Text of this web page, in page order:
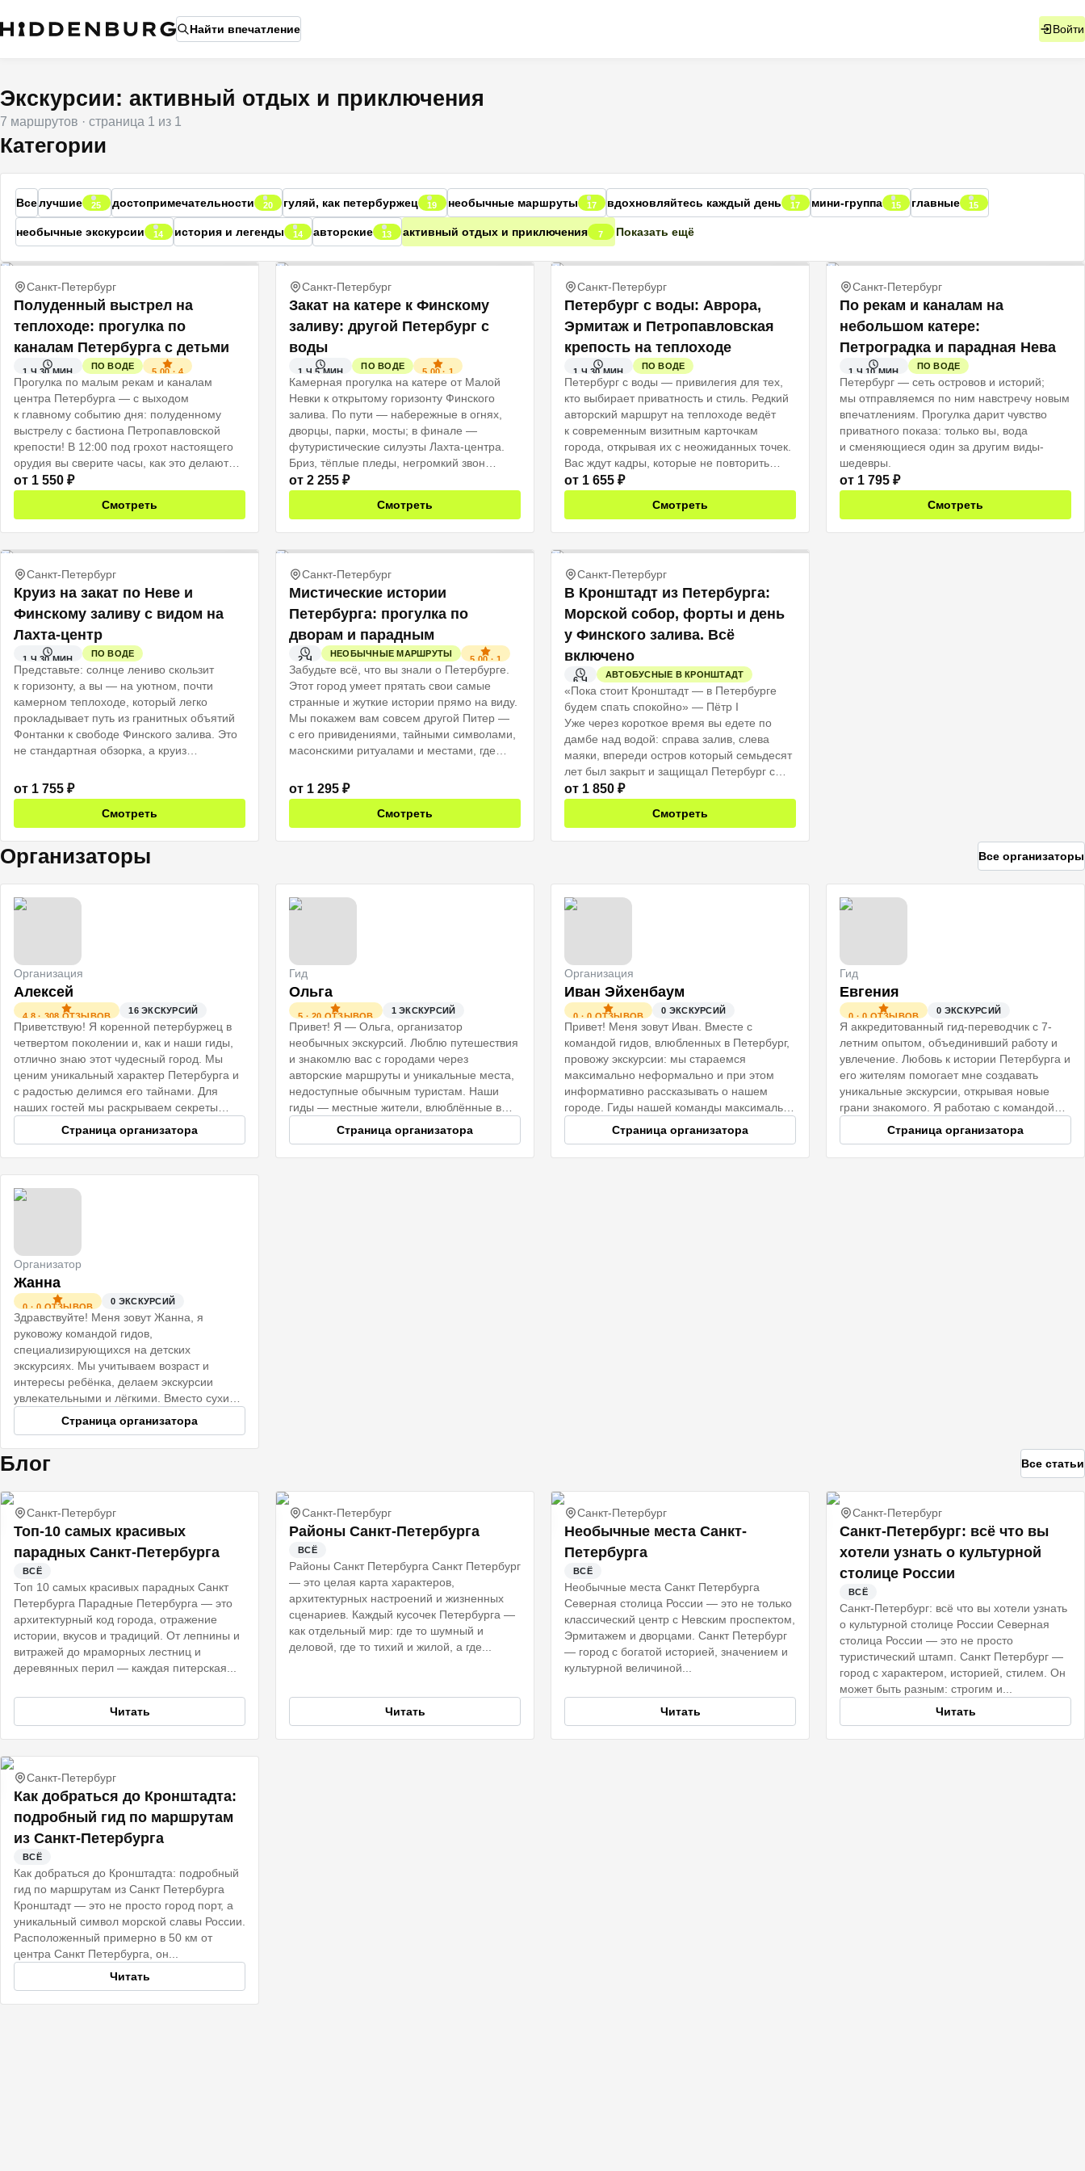
Найти впечатление Войти
Экскурсии: активный отдых и приключения
7 маршрутов · страница 1 из 1
Категории
Вселучшие 25 достопримечательности 20 гуляй, как петербуржец 19 необычные маршруты 17 вдохновляйтесь каждый день 17 мини-группа 15 главные 15
необычные экскурсии 14 история и легенды 14 авторские 13 активный отдых и приключения 7 Показать ещё
Санкт-Петербург
Полуденный выстрел на
теплоходе: прогулка по
каналам Петербурга с детьми
1 Ч 30 МИН
ПО ВОДЕ
5.00· 4
Прогулка по малым рекам и каналам
центра Петербурга — с выходом
к главному событию дня: полуденному
выстрелу с бастиона Петропавловской
крепости! В 12:00 под грохот настоящего
орудия вы сверите часы, как это делают
петербуржцы уже два века. Для ребёнка
это событие. Для взрослого момент, когда
день складывается правильно. Именно
от 1 550 ₽
Смотреть
Санкт-Петербург
Закат на катере к Финскому
заливу: другой Петербург с
воды
1 Ч 5 МИН
ПО ВОДЕ
5.00· 1
Камерная прогулка на катере от Малой
Невки к открытому горизонту Финского
залива. По пути — набережные в огнях,
дворцы, парки, мосты; в финале —
футуристические силуэты Лахта‑центра.
Бриз, тёплые пледы, негромкий звон
бокалов и остановка посреди залива,
чтобы поймать золотой закат для
идеальных кадров. Романтика, которой
от 2 255 ₽
Смотреть
Санкт-Петербург
Петербург с воды: Аврора,
Эрмитаж и Петропавловская
крепость на теплоходе
1 Ч 30 МИН
ПО ВОДЕ
Петербург с воды — привилегия для тех,
кто выбирает приватность и стиль. Редкий
авторский маршрут на теплоходе ведёт
к современным визитным карточкам
города, открывая их с неожиданных точек.
Вас ждут кадры, которые не повторить
с берега: смелые ракурсы, игра света
и волн, и ощущение, что весь город в этот
вечер — только для вас.
от 1 655 ₽
Смотреть
Санкт-Петербург
По рекам и каналам на
небольшом катере:
Петроградка и парадная Нева
1 Ч 10 МИН
ПО ВОДЕ
Петербург — сеть островов и историй;
мы отправляемся по ним навстречу новым
впечатлениям. Прогулка дарит чувство
приватного показа: только вы, вода
и сменяющиеся один за другим виды-
шедевры.
от 1 795 ₽
Смотреть
Санкт-Петербург
Круиз на закат по Неве и
Финскому заливу с видом на
Лахта-центр
1 Ч 30 МИН
ПО ВОДЕ
Представьте: солнце лениво скользит
к горизонту, а вы — на уютном, почти
камерном теплоходе, который легко
прокладывает путь из гранитных объятий
Фонтанки к свободе Финского залива. Это
не стандартная обзорка, а круиз
ценит комфорт и жаждет свежего ветра.
от 1 755 ₽
Смотреть
Санкт-Петербург
Мистические истории
Петербурга: прогулка по
дворам и парадным
2 Ч
НЕОБЫЧНЫЕ МАРШРУТЫ
5.00· 1
Забудьте всё, что вы знали о Петербурге.
Этот город умеет прятать свои самые
странные и жуткие истории прямо на виду.
Мы покажем вам совсем другой Питер —
с его привидениями, тайными символами,
масонскими ритуалами и местами, где
Это не экскурсия. Это городская вылазка
в ту самую тень, которую мы обычно
от 1 295 ₽
Смотреть
Санкт-Петербург
В Кронштадт из Петербурга:
Морской собор, форты и день
у Финского залива. Всё
включено
6 Ч
АВТОБУСНЫЕ В КРОНШТАДТ
«Пока стоит Кронштадт — в Петербурге
будем спать спокойно» — Пётр I
Уже через короткое время вы едете по
дамбе над водой: справа залив, слева
маяки, впереди остров который семьдесят
лет был закрыт и защищал Петербург с
моря.
от 1 850 ₽
Смотреть
Организаторы Все организаторы
Организация
Алексей
4.8· 308 ОТЗЫВОВ
16ЭКСКУРСИЙ
Приветствую! Я коренной петербуржец в
четвертом поколении и, как и наши гиды,
отлично знаю этот чудесный город. Мы
ценим уникальный характер Петербурга и
с радостью делимся его тайнами. Для
наших гостей мы раскрываем секреты
исторического центра, показываем
скрытые за роскошными фасадами
парадные и необычные коммуналки.
Страница организатора
Гид
Ольга
5 · 20 ОТЗЫВОВ
1 ЭКСКУРСИЙ
Привет! Я — Ольга, организатор
необычных экскурсий. Люблю путешествия
и знакомлю вас с городами через
авторские маршруты и уникальные места,
недоступные обычным туристам. Наши
гиды — местные жители, влюблённые в
свой город: фотографы, архитекторы,
музыканты. Наша цель — подарить вам
яркие эмоции и незабываемые
Страница организатора
Организация
Иван Эйхенбаум
0 · 0 ОТЗЫВОВ
0 ЭКСКУРСИЙ
Привет! Меня зовут Иван. Вместе с
командой гидов, влюбленных в Петербург,
провожу экскурсии: мы стараемся
максимально неформально и при этом
информативно рассказывать о нашем
городе. Гиды нашей команды максимально
сопричастны к теме экскурсий — они
историки, музеологи и искусствоведы,
провели свое детство в старинных
Страница организатора
Гид
Евгения
0 · 0 ОТЗЫВОВ
0 ЭКСКУРСИЙ
Я аккредитованный гид-переводчик с 7-
летним опытом, объединивший работу и
увлечение. Любовь к истории Петербурга и
его жителям помогает мне создавать
уникальные экскурсии, открывая новые
грани знакомого. Я работаю с командой
аккредитованных гидов, которые сделают
ваше знакомство с городом
незабываемым.
Страница организатора
Организатор
Жанна
0 · 0 ОТЗЫВОВ
0 ЭКСКУРСИЙ
Здравствуйте! Меня зовут Жанна, я
руковожу командой гидов,
специализирующихся на детских
экскурсиях. Мы учитываем возраст и
интересы ребёнка, делаем экскурсии
увлекательными и лёгкими. Вместо сухих
лекций — игры, обсуждения и радость от
посещения музея. Кто именно будет
проводить экскурсию, согласуем заранее.
Страница организатора
Блог Все статьи
Санкт-Петербург
Топ-10 самых красивых
парадных Санкт-Петербурга
ВСЁ
Топ 10 самых красивых парадных Санкт
Петербурга Парадные Петербурга — это
архитектурный код города, отражение
истории, вкусов и традиций. От лепнины и
витражей до мраморных лестниц и
деревянных перил — каждая питерская...
Читать
Санкт-Петербург
Районы Санкт-Петербурга
ВСЁ
Районы Санкт Петербурга Санкт Петербург
— это целая карта характеров,
архитектурных настроений и жизненных
сценариев. Каждый кусочек Петербурга —
как отдельный мир: где то шумный и
деловой, где то тихий и жилой, а где...
Читать
Санкт-Петербург
Необычные места Санкт-
Петербурга
ВСЁ
Необычные места Санкт Петербурга
Северная столица России — это не только
классический центр с Невским проспектом,
Эрмитажем и дворцами. Санкт Петербург
— город с богатой историей, значением и
культурной величиной...
Читать
Санкт-Петербург
Санкт‑Петербург: всё что вы
хотели узнать о культурной
столице России
ВСЁ
Санкт‑Петербург: всё что вы хотели узнать
о культурной столице России Северная
столица России — это не просто
туристический штамп. Санкт Петербург —
город с характером, историей, стилем. Он
может быть разным: строгим и...
Читать
Санкт-Петербург
Как добраться до Кронштадта:
подробный гид по маршрутам
из Санкт-Петербурга
ВСЁ
Как добраться до Кронштадта: подробный
гид по маршрутам из Санкт Петербурга
Кронштадт — это не просто город порт, а
уникальный символ морской славы России.
Расположенный примерно в 50 км от
центра Санкт Петербурга, он...
Читать